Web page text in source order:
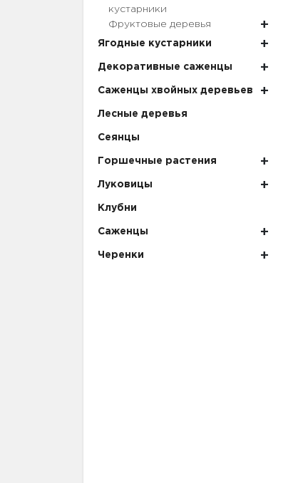
кустарники
Фруктовые деревья
Ягодные кустарники
Декоративные саженцы
Саженцы хвойных деревьев
Лесные деревья
Сеянцы
Горшечные растения
Луковицы
Клубни
Саженцы
Черенки